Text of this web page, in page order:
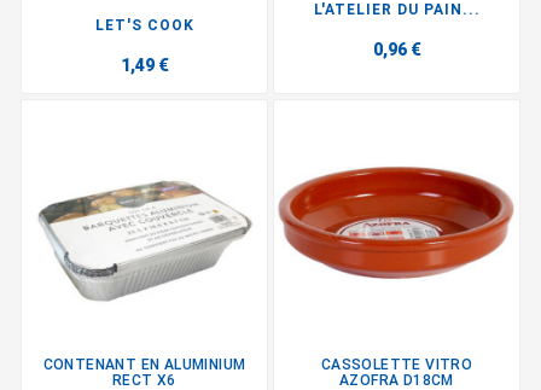
LET'S COOK
1,49 €
L'ATELIER DU PAIN...
0,96 €
CONTENANT EN ALUMINIUM
RECT X6
CASSOLETTE VITRO
AZOFRA D18CM